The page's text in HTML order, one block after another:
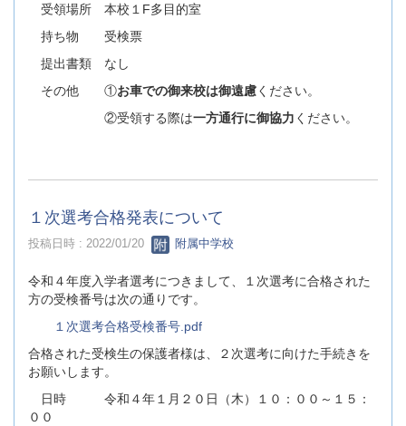
受領場所 本校１F多目的室
持ち物 受検票
提出書類 なし
その他 ①お車での御来校は御遠慮ください。
②受領する際は一方通行に御協力 ください。
１次選考合格発表について
投稿日時 : 2022/01/20 附属中学校
令和４年度入学者選考につきまして、１次選考に合格された
方の受検番号は次の通りです。
１次選考合格受検番号.pdf
合格された受検生の保護者様は、２次選考に向けた手続きを
お願いします。
日時 令和４年１月２０日（木）１０：００～１５：
００